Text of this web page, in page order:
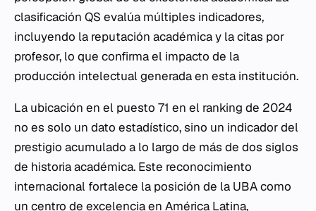
clasificación QS evalúa múltiples indicadores,
incluyendo la reputación académica y la citas por
profesor, lo que confirma el impacto de la
producción intelectual generada en esta institución.
La ubicación en el puesto 71 en el ranking de 2024
no es solo un dato estadístico, sino un indicador del
prestigio acumulado a lo largo de más de dos siglos
de historia académica. Este reconocimiento
internacional fortalece la posición de la UBA como
un centro de excelencia en América Latina,